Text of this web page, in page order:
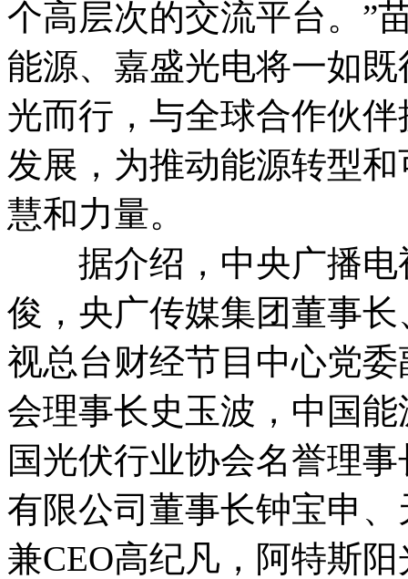
个高层次的交流平台。”
能源、嘉盛光电将一如
光而行，与全球合作伙
发展，为推动能源转型
慧和力量。
据介绍，中央广播电
俊，央广传媒集团董事
视总台财经节目中心党
会理事长史玉波，中国
国光伏行业协会名誉理
有限公司董事长钟宝申
兼CEO高纪凡，阿特斯